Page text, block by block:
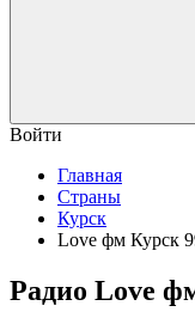
Войти
Главная
Страны
Курск
Love фм Курск
Радио Love